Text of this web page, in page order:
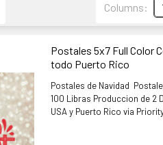
Columns:
Postales 5x7 Full Color
todo Puerto Rico
Postales de Navidad
100 Libras Produccion de 2
USA y Puerto Rico via